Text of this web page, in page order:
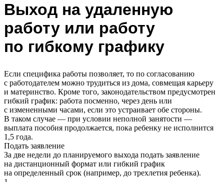
Выход на удаленную
работу или работу
по гибкому графику
Если специфика работы позволяет, то по согласованию
с работодателем можно трудиться из дома, совмещая карьеру
и материнство. Кроме того, законодательством предусмотрен
гибкий график: работа посменно, через день или
с измененными часами, если это устраивает обе стороны.
В таком случае — при условии неполной занятости —
выплата пособия продолжается, пока ребенку не исполнится
1,5 года.
Подать заявление
За две недели до планируемого выхода подать заявление
на дистанционный формат или гибкий график
на определенный срок (например, до трехлетия ребенка).